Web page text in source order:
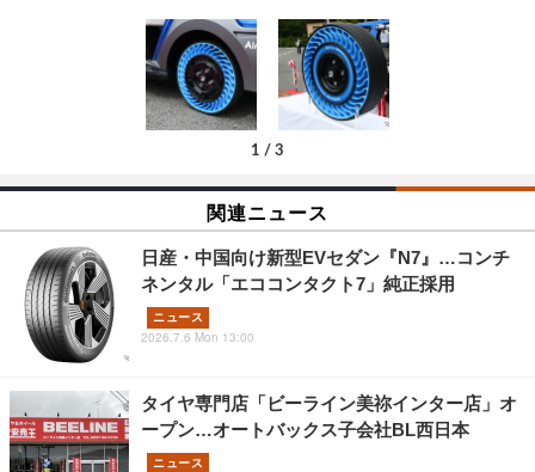
1 / 3
関連ニュース
日産・中国向け新型EVセダン『N7』…コンチ
ネンタル「エココンタクト7」純正採用
ニュース
2026.7.6 Mon 13:00
タイヤ専門店「ビーライン美祢インター店」オ
ープン…オートバックス子会社BL西日本
ニュース